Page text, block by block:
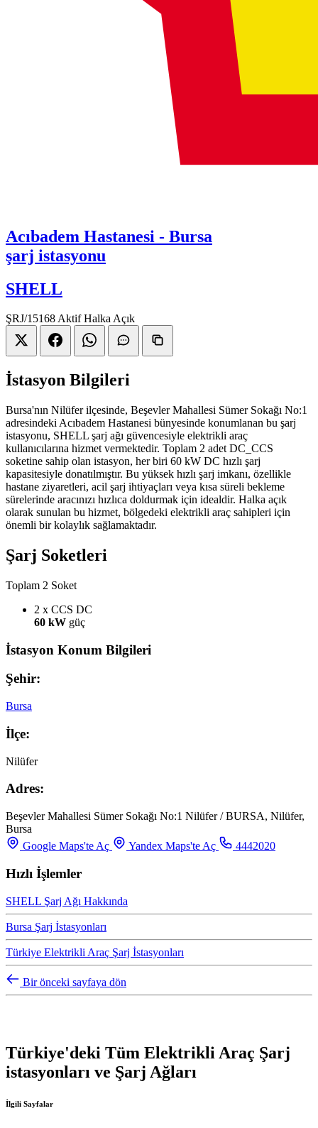
Acıbadem Hastanesi - Bursa
şarj istasyonu
SHELL
ŞRJ/15168AktifHalka Açık
İstasyon Bilgileri
Bursa'nın Nilüfer ilçesinde, Beşevler Mahallesi Sümer Sokağı No:1
adresindeki Acıbadem Hastanesi bünyesinde konumlanan bu şarj
istasyonu, SHELL şarj ağı güvencesiyle elektrikli araç
kullanıcılarına hizmet vermektedir. Toplam 2 adet DC_CCS
soketine sahip olan istasyon, her biri 60 kW DC hızlı şarj
kapasitesiyle donatılmıştır. Bu yüksek hızlı şarj imkanı, özellikle
hastane ziyaretleri, acil şarj ihtiyaçları veya kısa süreli bekleme
sürelerinde aracınızı hızlıca doldurmak için idealdir. Halka açık
olarak sunulan bu hizmet, bölgedeki elektrikli araç sahipleri için
önemli bir kolaylık sağlamaktadır.
Şarj Soketleri
Toplam 2 Soket
2 x CCS DC
60 kW güç
İstasyon Konum Bilgileri
Şehir:
Bursa
İlçe:
Nilüfer
Adres:
Beşevler Mahallesi Sümer Sokağı No:1 Nilüfer / BURSA, Nilüfer,
Bursa
Google Maps'te Aç
Yandex Maps'te Aç 4442020
Hızlı İşlemler
SHELL Şarj Ağı Hakkında
Bursa Şarj İstasyonları
Türkiye Elektrikli Araç Şarj İstasyonları
Bir önceki sayfaya dön
Türkiye'deki Tüm Elektrikli Araç Şarj
istasyonları ve Şarj Ağları
İlgili Sayfalar